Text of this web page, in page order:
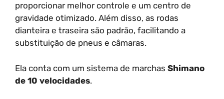
proporcionar melhor controle e um centro de
gravidade otimizado. Além disso, as rodas
dianteira e traseira são padrão, facilitando a
substituição de pneus e câmaras.
Ela conta com um sistema de marchas Shimano
de 10 velocidades.